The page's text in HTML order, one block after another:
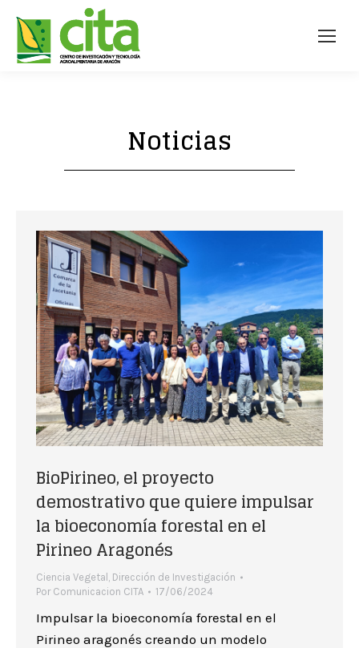
Noticias
BioPirineo, el proyecto
demostrativo que quiere impulsar
la bioeconomía forestal en el
Pirineo Aragonés
Ciencia Vegetal Dirección de Investigación
Por Comunicacion CITA 17/06/2024
Impulsar la bioeconomía forestal en el
Pirineo aragonés creando un modelo